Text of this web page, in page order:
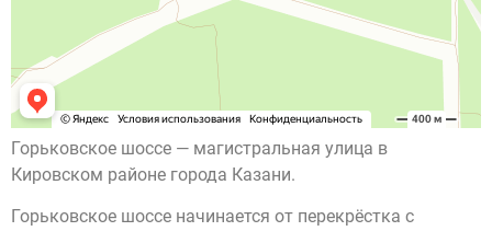
Горьковское шоссе — магистральная улица в
Кировском районе города Казани.
Горьковское шоссе начинается от перекрёстка с